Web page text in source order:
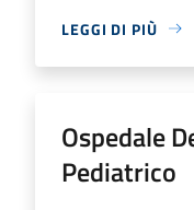
LEGGI DI PIÙ
Ospedale
Pediatrico